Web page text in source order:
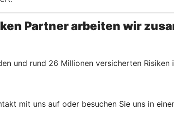
Partner arbeiten wir
und rund 26 Millionen versicherten
mit uns auf oder besuchen Sie uns in